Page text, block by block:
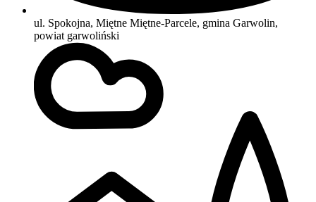
ul. Spokojna, Miętne Miętne-Parcele, gmina Garwolin,
powiat garwoliński